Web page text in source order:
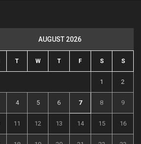
AUGUST 2026
T W T F S S
1 2
4 5 6 7 8 9
11 12 13 14 15 16